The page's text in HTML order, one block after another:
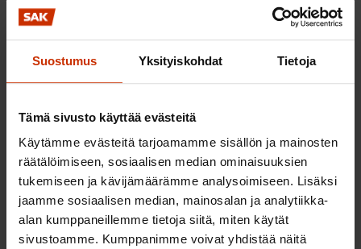
Suostumus Yksityiskohdat Tietoja
Tämä sivusto käyttää evästeitä
Käytämme evästeitä tarjoamamme sisällön ja mainosten
räätälöimiseen, sosiaalisen median ominaisuuksien
tukemiseen ja kävijämäärämme analysoimiseen. Lisäksi
jaamme sosiaalisen median, mainosalan ja analytiikka-
alan kumppaneillemme tietoja siitä, miten käytät
sivustoamme. Kumppanimme voivat yhdistää näitä
kuitenkin koko opetushenkilöstön osaamisen
merkitystä. Kasvatustyön yhteisöllisyys velvoittaa
kouluissa koko henkilöstöä ja siksi myös heidän
Muille kuin oppivelvollisuutta suorittaville
oppilaille annettavan opetuksen osalta SAK pitää
tärkeänä, että mahdollisuus suorittaa aikuisena
peruskouluopintoja turvataan. Aikuisten
peruskouluopetuksessa olevista opiskelijoista 70 %